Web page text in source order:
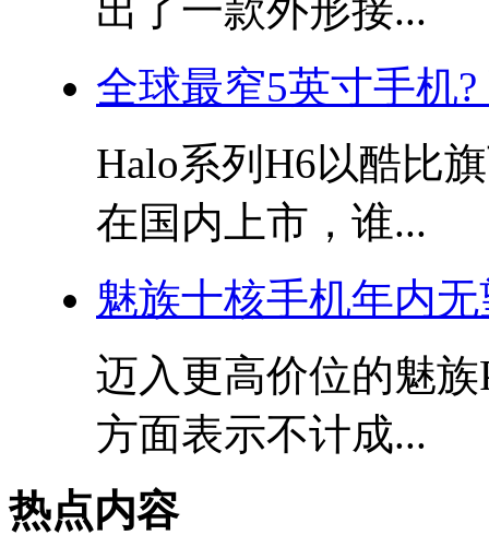
出了一款外形接...
全球最窄5英寸手机
Halo系列H6以酷比
在国内上市，谁...
魅族十核手机年内
迈入更高价位的魅
方面表示不计成...
热点内容